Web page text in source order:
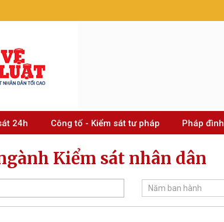
24h Công tố - Kiểm sát tư pháp Pháp đình
Kiểm sát nhân dân